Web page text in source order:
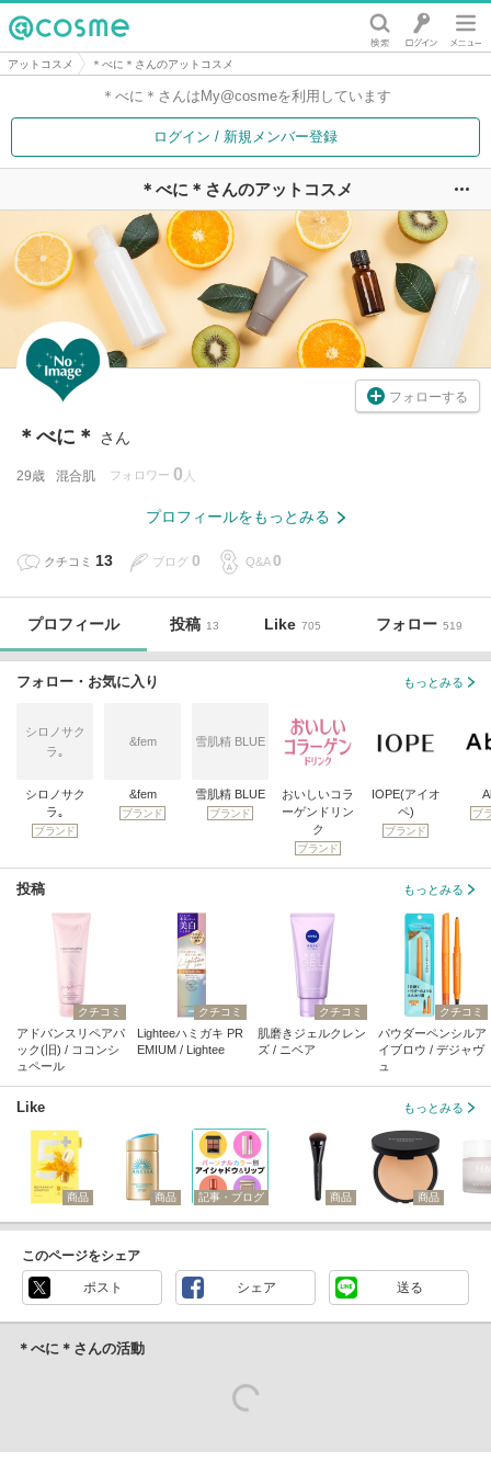
@cosme
アットコスメ ＊べに＊さんのアットコスメ
＊べに＊さんは My@cosmeを利用しています
ログイン / 新規メンバー登録
＊べに＊さんのアットコスメ
フォローする
＊べに＊ さん
29歳 混合肌 フォロワー 0
プロフィールをもっとみる
クチコミ 13 ブログ 0 Q&A 0
プロフィール 投稿 13 Like 705 フォロー 519
フォロー・お気に入り もっとみる
シロノサク
ラ｡
シロノサク
ラ｡
ブランド
&fem
&fem
ブランド
雪肌精 BLUE
雪肌精 BLUE
ブランド
おいしいコラ
ーゲンドリン
ク
ブランド
IOPE(アイオ
ペ)
ブランド
ブ
投稿 もっとみる
クチコミ
アドバンスリペアパ
ック(旧) / ココンシ
ュペール
クチコミ
Lighteeハミガキ PR
EMIUM / Lightee
クチコミ
肌磨きジェルクレン
ズ / ニベア
クチコミ
パウダーペンシルア
イブロウ / デジャヴ
ュ
Like もっとみる
商品 商品 記事・ブログ 商品 商品
このページをシェア
ポスト シェア 送る
＊べに＊さんの活動